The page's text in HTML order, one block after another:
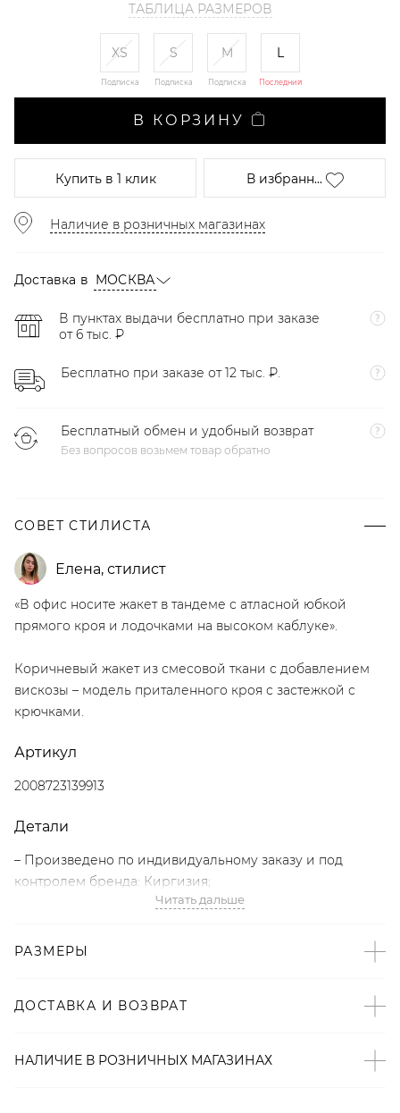
ТАБЛИЦА РАЗМЕРОВ
XS
Подписка
S
Подписка
M
Подписка
L
Последний
В КОРЗИНУ
Купитьв 1 клик В избранн...
Наличие в розничных магазинах
Доставка в МОСКВА
В пунктах выдачи бесплатно при заказе
от 6 тыс. ₽
Бесплатно при заказе от 12 тыс. ₽.
Бесплатный обмен и удобный возврат
Без вопросов возьмем товар обратно
СОВЕТ СТИЛИСТА
Елена, стилист
«В офис носите жакет в тандеме с атласной юбкой
прямого кроя и лодочками на высоком каблуке».
Коричневый жакет из смесовой ткани с добавлением
вискозы – модель приталенного кроя с застежкой с
крючками.
Артикул
2008723139913
Детали
– Произведено по индивидуальному заказу и под
контролем бренда: Киргизия;
– Дизайн: Санкт-Петербург, Россия;
– Приталенный крой;
– В составе: 75% полиэстер, 22% вискоза, 3% эластан –
сохраняет форму и цвет.
Читать дальше
РАЗМЕРЫ
ДОСТАВКА И ВОЗВРАТ
НАЛИЧИЕ В РОЗНИЧНЫХ МАГАЗИНАХ